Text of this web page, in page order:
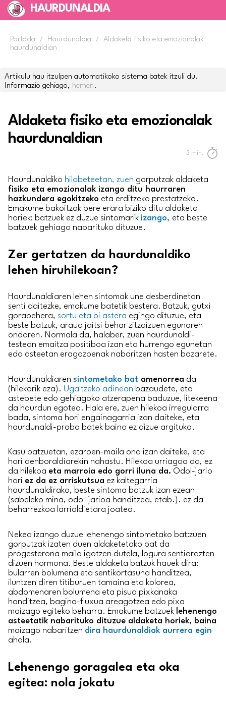
HAURDUNALDIA
Portada / Haurdunaldia / Aldaketa fisiko eta emozionalak
haurdunaldian
Artikulu hau itzulpen automatikoko sistema batek itzuli du.
Informazio gehiago, hemen.
Aldaketa fisiko eta emozionalak
haurdunaldian
3 min.
Haurdunaldiko hilabeteetan, zuen gorputzak aldaketa
fisiko eta emozionalak izango ditu haurraren
hazkundera egokitzeko eta erditzeko prestatzeko.
Emakume bakoitzak bere erara biziko ditu aldaketa
horiek: batzuek ez duzue sintomarik izango, eta beste
batzuek gehiago nabarituko dituzue.
Zer gertatzen da haurdunaldiko
lehen hiruhilekoan?
Haurdunaldiaren lehen sintomak une desberdinetan
senti daitezke, emakume batetik bestera. Batzuk, gutxi
gorabehera, sortu eta bi astera egingo dituzue, eta
beste batzuk, araua jaitsi behar zitzaizuen egunaren
ondoren. Normala da, halaber, zuen haurdunaldi-
testean emaitza positiboa izan eta hurrengo egunetan
edo asteetan eragozpenak nabaritzen hasten bazarete.
Haurdunaldiaren sintometako bat amenorrea da
(hilekorik eza). Ugaltzeko adinean bazaudete, eta
astebete edo gehiagoko atzerapena baduzue, litekeena
da haurdun egotea. Hala ere, zuen hilekoa irregularra
bada, sintoma hori engainagarria izan daiteke, eta
haurdunaldi-proba batek baino ez dizue argituko.
Kasu batzuetan, ezarpen-maila ona izan daiteke, eta
hori denboraldiarekin nahastu. Hilekoa urriagoa da, ez
da hilekoa eta marroia edo gorri iluna da. Odol-jario
hori ez da ez arriskutsua ez kaltegarria
haurdunaldirako, beste sintoma batzuk izan ezean
(sabeleko mina, odol-jarioa handitzea, etab.). ez da
beharrezkoa larrialdietara joatea.
Nekea izango duzue lehenengo sintometako bat:zuen
gorputzak izaten duen aldaketetako bat da
progesterona maila igotzen dutela, logura sentiarazten
dizuen hormona. Beste aldaketa batzuk hauek dira:
bularren bolumena eta sentikortasuna handitzea,
iluntzen diren titiburuen tamaina eta kolorea,
abdomenaren bolumena eta pisua pixkanaka
handitzea, bagina-fluxua areagotzea edo pixa
maizago egiteko beharra. Emakume batzuek lehenengo
asteetatik nabarituko dituzue aldaketa horiek, baina
maizago nabaritzen dira haurdunaldiak aurrera egin
ahala.
Lehenengo goragalea eta oka
egitea: nola jokatu